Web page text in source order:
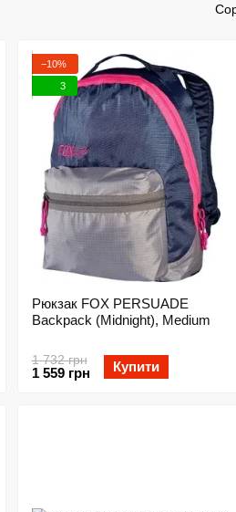
−10%
3
Рюкзак FOX PERSUADE
Backpack (Midnight), Medium
1 732 грн
1 559 грн Купити